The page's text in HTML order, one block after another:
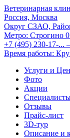
Ветеринарная
Россия, Москва
Округ СЗАО,
Метро: Строгино
+7 (495) 230-17-...
Время работы:
Услуги и
Фото
Акции
Отзывы
Прайс-лист
3D-тур
Описание и